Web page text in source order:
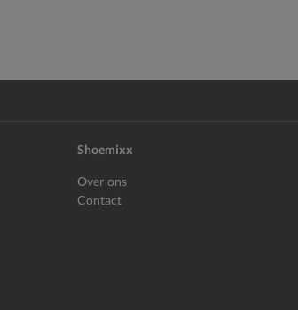
Shoemixx
Over ons
Contact